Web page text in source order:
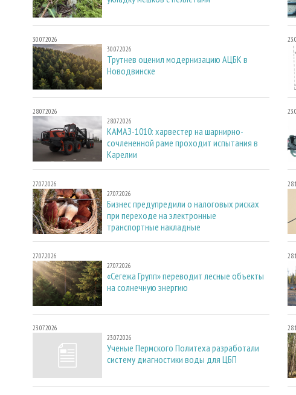
30.07.2026
30.07.2026
Трутнев оценил модернизацию АЦБК в
Новодвинске
28.07.2026
28.07.2026
КАМАЗ-1010: харвестер на шарнирно-
сочлененной раме проходит испытания в
Карелии
27.07.2026
27.07.2026
Бизнес предупредили о налоговых рисках
при переходе на электронные
транспортные накладные
27.07.2026
27.07.2026
«Сегежа Групп» переводит лесные объекты
на солнечную энергию
23.07.2026
23.07.2026
Ученые Пермского Политеха разработали
систему диагностики воды для ЦБП